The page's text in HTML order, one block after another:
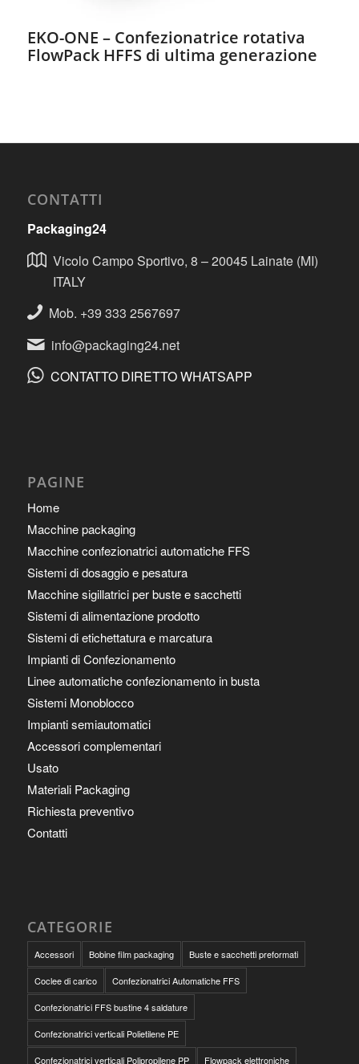
EKO-ONE – Confezionatrice rotativa
FlowPack HFFS di ultima generazione
CONTATTI
Packaging24
Vicolo Campo Sportivo, 8 – 20045 Lainate (MI)
ITALY
Mob. +39 333 2567697
info@packaging24.net
CONTATTO DIRETTO WHATSAPP
PAGINE
Home
Macchine packaging
Macchine confezionatrici automatiche FFS
Sistemi di dosaggio e pesatura
Macchine sigillatrici per buste e sacchetti
Sistemi di alimentazione prodotto
Sistemi di etichettatura e marcatura
Impianti di Confezionamento
Linee automatiche confezionamento in busta
Sistemi Monoblocco
Impianti semiautomatici
Accessori complementari
Usato
Materiali Packaging
Richiesta preventivo
Contatti
CATEGORIE
Accessori Bobine film packaging Buste e sacchetti preformati
Coclee di carico Confezionatrici Automatiche FFS
Confezionatrici FFS bustine 4 saldature
Confezionatrici verticali Polietilene PE
Confezionatrici verticali Polipropilene PP Flowpack elettroniche